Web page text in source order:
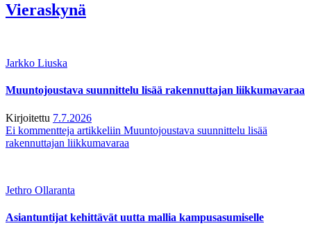
Vieraskynä
Jarkko Liuska
Muuntojoustava suunnittelu lisää rakennuttajan liikkumavaraa
Kirjoitettu 7.7.2026
Ei kommentteja artikkeliin Muuntojoustava suunnittelu lisää
rakennuttajan liikkumavaraa
Jethro Ollaranta
Asiantuntijat kehittävät uutta mallia kampusasumiselle